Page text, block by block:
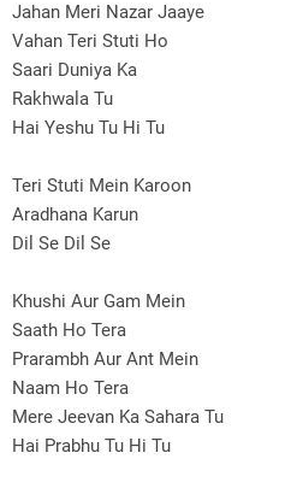
Jahan Meri Nazar Jaaye
Vahan Teri Stuti Ho
Saari Duniya Ka
Rakhwala Tu
Hai Yeshu Tu Hi Tu
Teri Stuti Mein Karoon
Aradhana Karun
Dil Se Dil Se
Khushi Aur Gam Mein
Saath Ho Tera
Prarambh Aur Ant Mein
Naam Ho Tera
Mere Jeevan Ka Sahara Tu
Hai Prabhu Tu Hi Tu